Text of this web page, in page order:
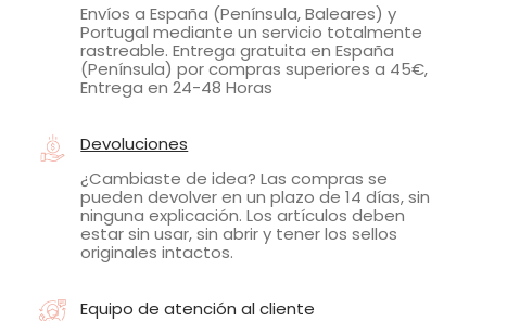
Envíos a España (Península, Baleares) y
Portugal mediante un servicio totalmente
rastreable. Entrega gratuita en España
(Península) por compras superiores a 45€,
Entrega en 24-48 Horas
Devoluciones
¿Cambiaste de idea? Las compras se
pueden devolver en un plazo de 14 días, sin
ninguna explicación. Los artículos deben
estar sin usar, sin abrir y tener los sellos
originales intactos.
Equipo de atención al cliente